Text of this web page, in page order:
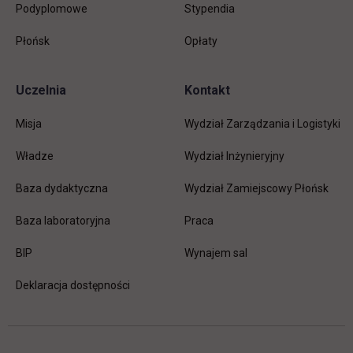
Podyplomowe
Płońsk
Stypendia
Opłaty
Uczelnia
Misja
Władze
Baza dydaktyczna
Baza laboratoryjna
BIP
Deklaracja dostępności
Kontakt
Wydział Zarządzania i Logistyki
Wydział Inżynieryjny
Wydział Zamiejscowy Płońsk
Praca
Wynajem sal